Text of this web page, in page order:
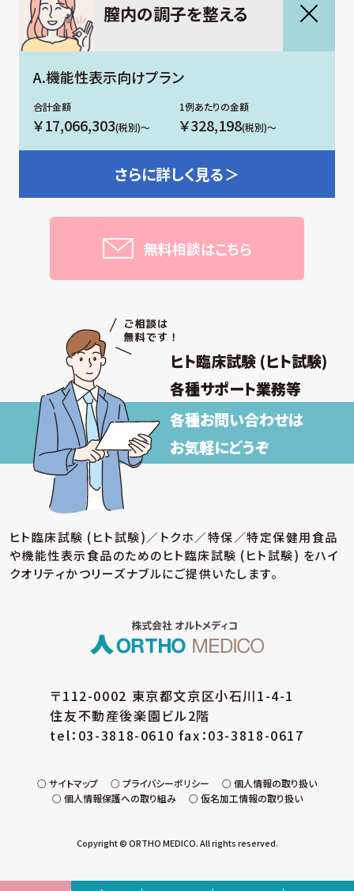
膣内の調子を整える
A.機能性表示向けプラン
￥17,066,303(税別)～ ￥328,198(税別)～
さらに詳しく見る＞
無料相談はこちら
ヒト臨床試験 (ヒト試験)
各種サポート業務等
各種お問い合わせは
お気軽にどうぞ
ヒト臨床試験 (ヒト試験)／トクホ／特保／特定保健用食品
や機能性表示食品のためのヒト臨床試験 (ヒト試験) をハイ
クオリティかつリーズナブルにご提供いたします。
〒112-0002 東京都文京区小石川1-4-1
住友不動産後楽園ビル2階
tel：03-3818-0610 fax：03-3818-0617
サイトマップ プライバシーポリシー
個人情報の取り扱い
個人情報保護への取り組み
仮名加工情報の取り扱い
Copyright © ORTHO MEDICO. All rights reserved.